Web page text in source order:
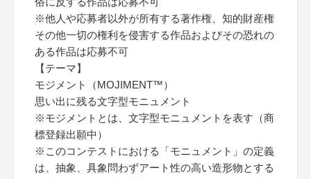
※他人や応募者以外が所有する著作権、知的財産権
その他一切の権利を侵害する作品およびその恐れの
ある作品は応募不可
【テーマ】
モジメント（MOJIMENT™）
思い出に残る文字型モニュメント
※モジメントとは、文字型モニュメントを表す（商
標登録出願中）
※このコンテストにおける「モニュメント」の定義
は、抽象、具象問わずアート性の高い造形物とする